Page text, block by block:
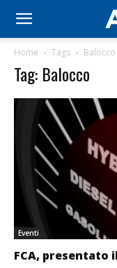
Home Tags Balocco
Tag: Balocco
Eventi
FCA, presentato